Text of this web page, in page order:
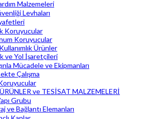
Malzemeleri
Levhaları
Koruyucular
Koruyucular
Ürünler
ve Yol İşaretçileri
Mücadele ve Ekipmanları
Çalışma
ve TESİSAT MALZEMELERİ
Grubu
ve Bağlantı Elemanları